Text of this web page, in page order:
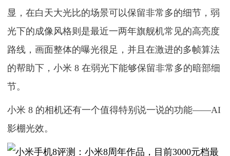
显，在白天大光比的场景可以保留非常多的细节，弱
光下的成像风格则是最近一两年旗舰机常见的高亮度
路线，画面整体的曝光很足，并且在激进的多帧算法
的帮助下，小米 8 在弱光下能够保留非常多的暗部细
节。
小米 8 的相机还有一个值得特别说一说的功能——AI
影棚光效。